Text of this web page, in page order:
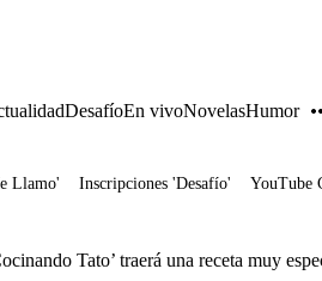
DesafíoEn vivoNovelasHumor
Llamo' Inscripciones 'Desafío' YouTube
Tato’ traerá una receta muy